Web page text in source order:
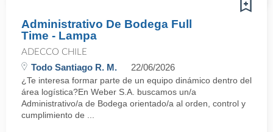
Administrativo De Bodega Full
Time - Lampa
ADECCO CHILE
Todo Santiago R. M. 22/06/2026
¿Te interesa formar parte de un equipo dinámico dentro del
área logística?En Weber S.A. buscamos un/a
Administrativo/a de Bodega orientado/a al orden, control y
cumplimiento de ...